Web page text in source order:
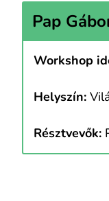
Pap
Workshop
Helyszín:
Résztvevők: